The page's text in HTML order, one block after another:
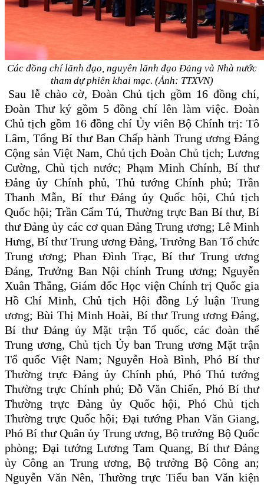
Các đồng chí lãnh đạo, nguyên lãnh đạo Đảng và Nhà nước
tham dự phiên khai mạc. (Ảnh: TTXVN)
Sau lễ chào cờ, Đoàn Chủ tịch gồm 16 đồng chí,
Đoàn Thư ký gồm 5 đồng chí lên làm việc. Đoàn
Chủ tịch gồm 16 đồng chí Ủy viên Bộ Chính trị: Tô
Lâm, Tổng Bí thư Ban Chấp hành Trung ương Đảng
Cộng sản Việt Nam, Chủ tịch Đoàn Chủ tịch; Lương
Cường, Chủ tịch nước; Phạm Minh Chính, Bí thư
Đảng ủy Chính phủ, Thủ tướng Chính phủ; Trần
Thanh Mẫn, Bí thư Đảng ủy Quốc hội, Chủ tịch
Quốc hội; Trần Cẩm Tú, Thường trực Ban Bí thư, Bí
thư Đảng ủy các cơ quan Đảng Trung ương; Lê Minh
Hưng, Bí thư Trung ương Đảng, Trưởng Ban Tổ chức
Trung ương; Phan Đình Trạc, Bí thư Trung ương
Đảng, Trưởng Ban Nội chính Trung ương; Nguyễn
Xuân Thắng, Giám đốc Học viện Chính trị Quốc gia
Hồ Chí Minh, Chủ tịch Hội đồng Lý luận Trung
ương; Bùi Thị Minh Hoài, Bí thư Trung ương Đảng,
Bí thư Đảng ủy Mặt trận Tổ quốc, các đoàn thể
Trung ương, Chủ tịch Ủy ban Trung ương Mặt trận
Tổ quốc Việt Nam; Nguyễn Hoà Bình, Phó Bí thư
Thường trực Đảng ủy Chính phủ, Phó Thủ tướng
Thường trực Chính phủ; Đỗ Văn Chiến, Phó Bí thư
Thường trực Đảng ủy Quốc hội, Phó Chủ tịch
Thường trực Quốc hội; Đại tướng Phan Văn Giang,
Phó Bí thư Quân ủy Trung ương, Bộ trưởng Bộ Quốc
phòng; Đại tướng Lương Tam Quang, Bí thư Đảng
ủy Công an Trung ương, Bộ trưởng Bộ Công an;
Nguyễn Văn Nên, Thường trực Tiểu ban Văn kiện